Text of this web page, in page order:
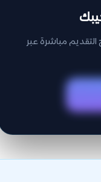
مباشرة عبر